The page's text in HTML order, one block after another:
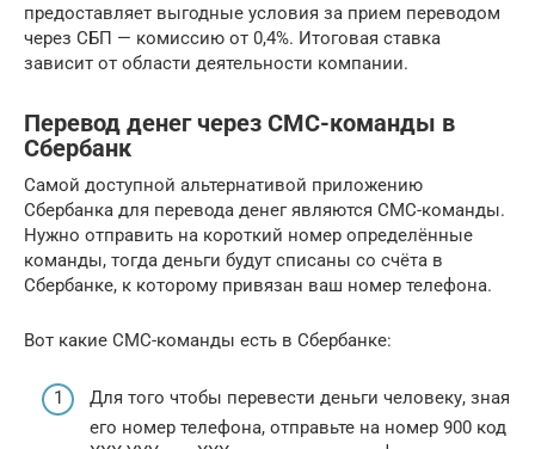
предоставляет выгодные условия за прием переводом
через СБП — комиссию от 0,4%. Итоговая ставка
зависит от области деятельности компании.
Перевод денег через СМС-команды в
Сбербанк
Самой доступной альтернативой приложению
Сбербанка для перевода денег являются СМС-команды.
Нужно отправить на короткий номер определённые
команды, тогда деньги будут списаны со счёта в
Сбербанке, к которому привязан ваш номер телефона.
Вот какие СМС-команды есть в Сбербанке:
Для того чтобы перевести деньги человеку, зная
его номер телефона, отправьте на номер 900 код